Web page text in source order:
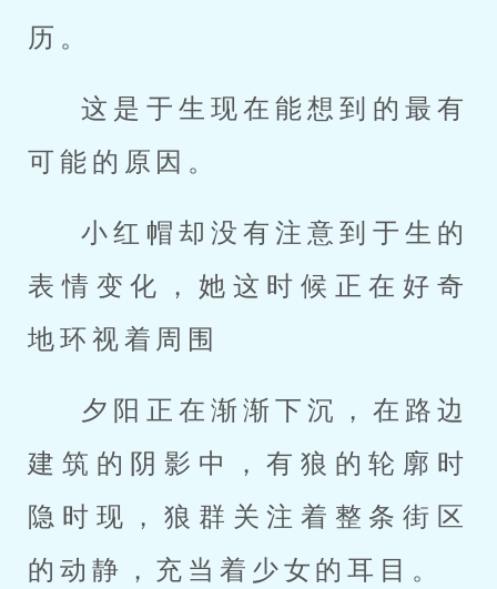
历。
这是于生现在能想到的最有
可能的原因。
小红帽却没有注意到于生的
表情变化，她这时候正在好奇
地环视着周围
夕阳正在渐渐下沉，在路边
建筑的阴影中，有狼的轮廓时
隐时现，狼群关注着整条街区
的动静，充当着少女的耳目。